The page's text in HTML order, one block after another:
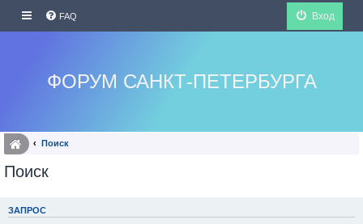
FAQ Вход
ФОРУМ САНКТ-ПЕТЕРБУРГА
Поиск
Поиск
ЗАПРОС